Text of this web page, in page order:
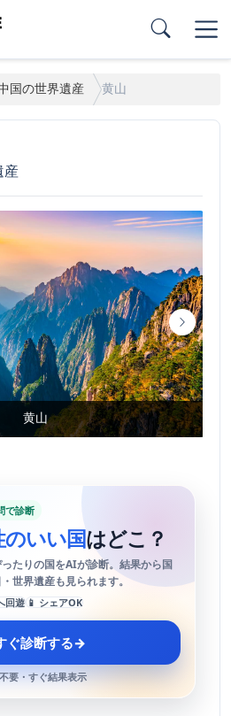
国の世界遺産 黄山
産
黄山
で診断
のいい国はどこ？
たりの国をAIが診断。結果から国
世界遺産も見られます。
回遊 📱 シェアOK
ぐ診断する→
要・すぐ結果表示